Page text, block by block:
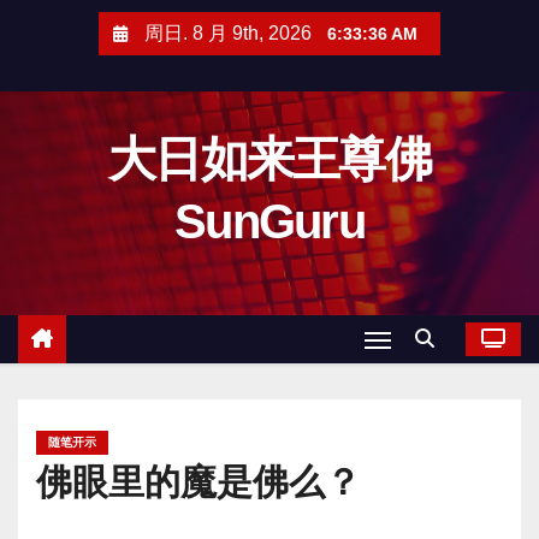
周日. 8 月 9th, 2026 6:33:38 AM
大日如来王尊佛
SunGuru
随笔开示
佛眼里的魔是佛么？